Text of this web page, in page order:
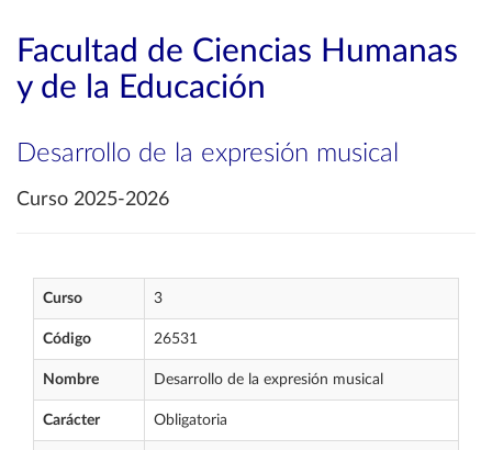
Facultad de Ciencias Humanas
y de la Educación
Desarrollo de la expresión musical
Curso 2025-2026
Curso 3
Código 26531
Nombre Desarrollo de la expresión musical
Carácter Obligatoria